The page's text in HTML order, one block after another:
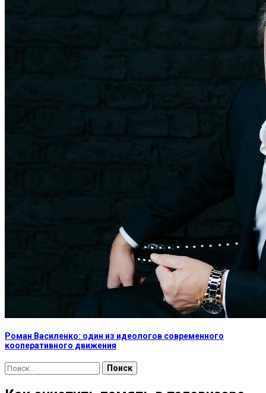
Роман Василенко: один из идеологов современного
кооперативного движения
Найти: